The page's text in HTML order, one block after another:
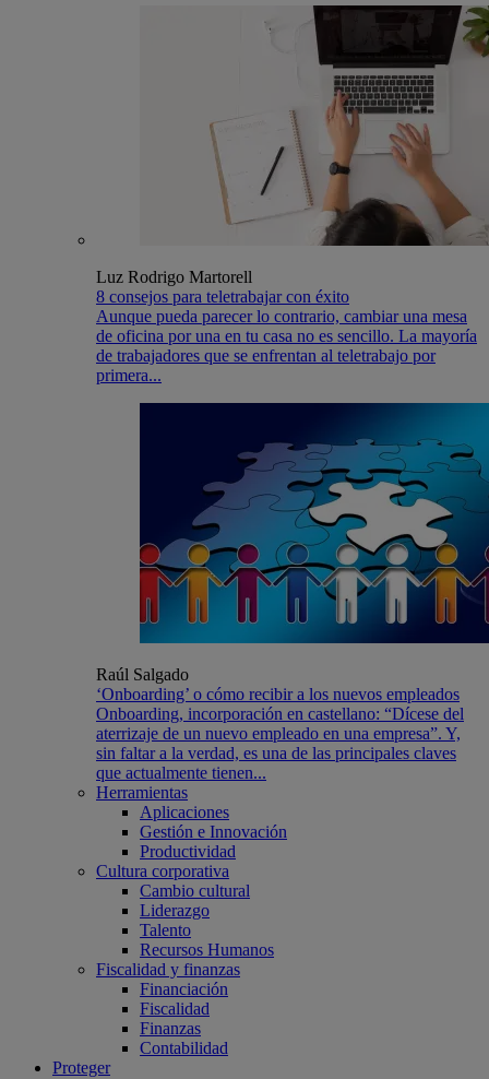
Luz Rodrigo Martorell
8 consejos para teletrabajar con éxito
Aunque pueda parecer lo contrario, cambiar una mesa
de oficina por una en tu casa no es sencillo. La mayoría
de trabajadores que se enfrentan al teletrabajo por
primera...
Raúl Salgado
‘Onboarding’ o cómo recibir a los nuevos empleados
Onboarding, incorporación en castellano: “Dícese del
aterrizaje de un nuevo empleado en una empresa”. Y,
sin faltar a la verdad, es una de las principales claves
que actualmente tienen...
Herramientas
Aplicaciones
Gestión e Innovación
Productividad
Cultura corporativa
Cambio cultural
Liderazgo
Talento
Recursos Humanos
Fiscalidad y finanzas
Financiación
Fiscalidad
Finanzas
Contabilidad
Proteger